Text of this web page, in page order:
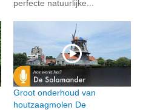
perfecte natuurlijke...
Groot onderhoud van
houtzaagmolen De